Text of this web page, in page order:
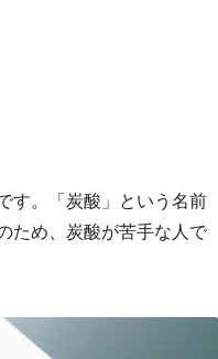
す。「炭酸」という名前
ため、炭酸が苦手な人で